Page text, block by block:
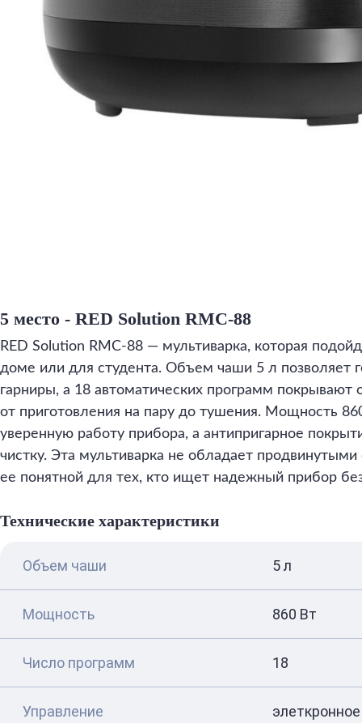
5 место - RED Solution RMC-88
RED Solution RMC-88 — мультиварка, которая
доме или для студента. Объем чаши 5 л позволяет
гарниры, а 18 автоматических программ покрывают
от приготовления на пару до тушения. Мощность
уверенную работу прибора, а антипригарное
чистку. Эта мультиварка не обладает
ее понятной для тех, кто ищет надежный прибор
Технические характеристики
Объем чаши 5 л
Мощность 860 Вт
Число программ 18
Управление элеткронное